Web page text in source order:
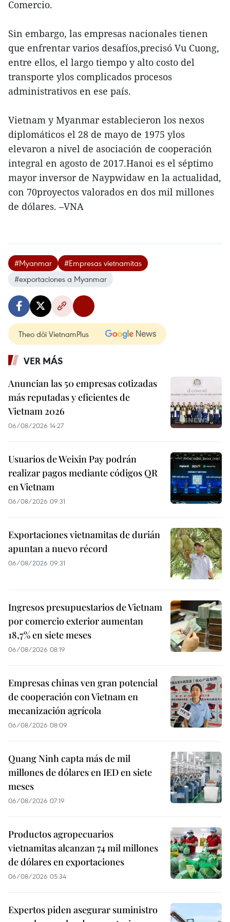
Comercio.
Sin embargo, las empresas nacionales tienen
que enfrentar varios desafíos,precisó Vu Cuong,
entre ellos, el largo tiempo y alto costo del
transporte ylos complicados procesos
administrativos en ese país.
Vietnam y Myanmar establecieron los nexos
diplomáticos el 28 de mayo de 1975 ylos
elevaron a nivel de asociación de cooperación
integral en agosto de 2017.Hanoi es el séptimo
mayor inversor de Naypwidaw en la actualidad,
con 70proyectos valorados en dos mil millones
de dólares. –VNA
#Myanmar
#Empresas vietnamitas
#exportaciones a Myanmar
Theo dõi VietnamPlus
VER MÁS
Anuncian las 50 empresas cotizadas
más reputadas y eficientes de
Vietnam 2026
06/08/2026 14:27
Usuarios de Weixin Pay podrán
realizar pagos mediante códigos QR
en Vietnam
06/08/2026 09:31
Exportaciones vietnamitas de durián
apuntan a nuevo récord
06/08/2026 09:31
Ingresos presupuestarios de Vietnam
por comercio exterior aumentan
18,7% en siete meses
06/08/2026 08:19
Empresas chinas ven gran potencial
de cooperación con Vietnam en
mecanización agrícola
06/08/2026 08:09
Quang Ninh capta más de mil
millones de dólares en IED en siete
meses
06/08/2026 07:19
Productos agropecuarios
vietnamitas alcanzan 74 mil millones
de dólares en exportaciones
06/08/2026 05:34
Expertos piden asegurar suministro